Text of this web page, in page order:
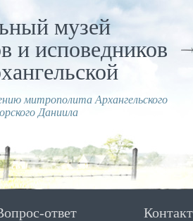
музей
и исповедников
митрополита Архангельского
Даниила
ответ